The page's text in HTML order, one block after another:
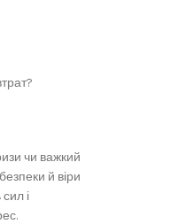
чи важкий
й віри
і